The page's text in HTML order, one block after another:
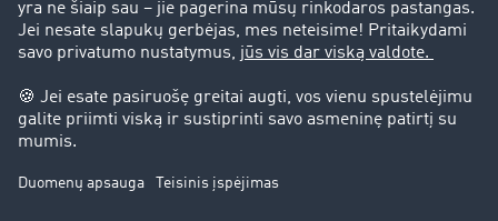
Teisinis pranešimas
Duomenų apsauga
Slapukų nustatymai